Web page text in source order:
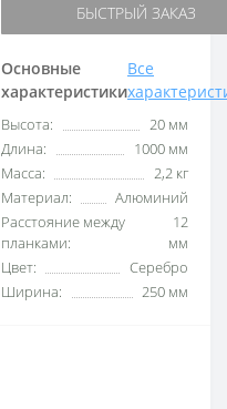
Основные
характеристики
Все
Высота:
20 мм
Длина:
1000 мм
Масса:
2,2 кг
Материал:
Алюминий
Расстояние между
планками:
12
мм
Цвет:
Серебро
Ширина:
250 мм
БЫСТРЫЙ ЗАКАЗ